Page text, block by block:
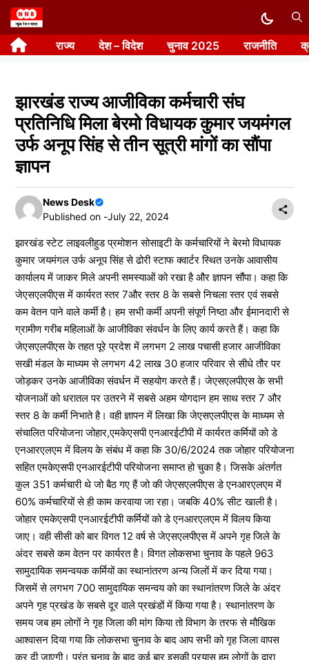
Skip
to
content राज्य देश – विदेश चुनाव 2025 राजनीति
झारखंड राज्य आजीविका कर्मचारी संघ
प्रतिनिधि मिला बेरमो विधायक कुमार जयमंगल
उर्फ अनूप सिंह से तीन सूत्री मांगों का सौंपा
ज्ञापन
News Desk
Published on -July 22, 2024
झारखंड स्टेट लाइवलीहुड प्रमोशन सोसाइटी के कर्मचारियों ने बेरमो विधायक
कुमार जयमंगल उर्फ अनूप सिंह से ढोरी स्टाफ क्वार्टर स्थित उनके आवासीय
कार्यालय में जाकर मिले अपनी समस्याओं को रखा है और ज्ञापन सौंपा। कहा कि
जेएसएलपीएस में कार्यरत स्तर 7और स्तर 8 के सबसे निचला स्तर एवं सबसे
कम वेतन पाने वाले कर्मी है। हम सभी कर्मी अपनी संपूर्ण निष्ठा और ईमानदारी से
ग्रामीण गरीब महिलाओं के आजीविका संवर्धन के लिए कार्य करते हैं। कहा कि
जेएसएलपीएस के तहत पूरे प्रदेश में लगभग 2 लाख पचासी हजार आजीविका
सखी मंडल के माध्यम से लगभग 42 लाख 30 हजार परिवार से सीधे तौर पर
जोड़कर उनके आजीविका संवर्धन में सहयोग करते हैं। जेएसएलपीएस के सभी
योजनाओं को धरातल पर उतरने में सबसे अहम योगदान हम साथ स्तर 7 और
स्तर 8 के कर्मी निभाते है। वही ज्ञापन में लिखा कि जेएसएलपीएस के माध्यम से
संचालित परियोजना जोहार,एमकेएसपी एनआरईटीपी में कार्यरत कर्मियों को डे
एनआरएलएम में विलय के संबंध में कहा कि 30/6/2024 तक जोहार परियोजना
सहित एमकेएसपी एनआरईटीपी परियोजना समाप्त हो चुका है। जिसके अंतर्गत
कुल 351 कर्मचारी थे जो बैठ गए हैं जो की जेएसएलपीएस डे एनआरएलएम में
60% कर्मचारियों से ही काम करवाया जा रहा। जबकि 40% सीट खाली है।
जोहार एमकेएसपी एनआरईटीपी कर्मियों को डे एनआरएलएम में विलय किया
जाए। वही सीसी को बार विगत 12 वर्ष से जेएसएलपीएस में अपने गृह जिले के
अंदर सबसे कम वेतन पर कार्यरत है। विगत लोकसभा चुनाव के पहले 963
सामुदायिक समन्वयक कर्मियों का स्थानांतरण अन्य जिलों में कर दिया गया।
जिसमें से लगभग 700 सामुदायिक समन्वय को का स्थानांतरण जिले के अंदर
अपने गृह प्रखंड के सबसे दूर वाले प्रखंडों में किया गया है। स्थानांतरण के
समय जब हम लोगों ने गृह जिला की मांग किया तो विभाग के तरफ से मौखिक
आश्वासन दिया गया कि लोकसभा चुनाव के बाद आप सभी को गृह जिला वापस
कर दी जाएगी। परंतु चुनाव के बाद कई बार इसकी प्रयास हम लोगों के द्वारा